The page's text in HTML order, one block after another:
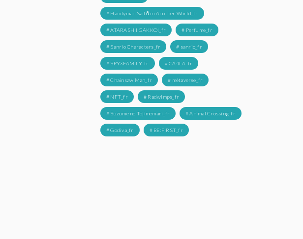
# Handyman Saitō in Another World_fr
# ATARASHII GAKKO!_fr # Perfume_fr
# Sanrio Characters_fr # sanrio_fr
# SPY×FAMILY_fr # CA4LA_fr
# Chainsaw Man_fr # métaverse_fr
# NFT_fr # Radwimps_fr
# Suzume no Tojimemari_fr # Animal Crossing_fr
# Godiva_fr # BE:FIRST_fr